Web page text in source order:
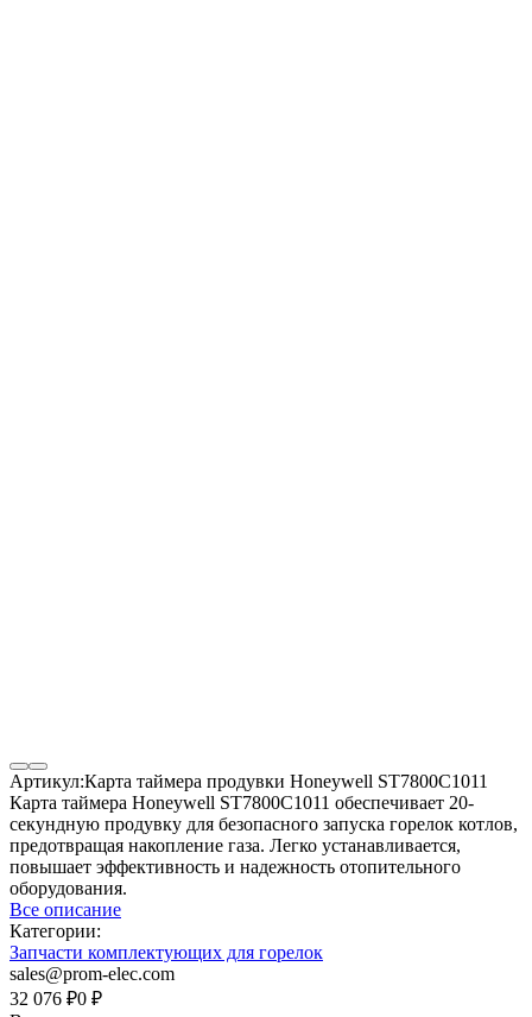
Артикул:Карта таймера продувки Honeywell ST7800C1011
Карта таймера Honeywell ST7800C1011 обеспечивает 20-
секундную продувку для безопасного запуска горелок котлов,
предотвращая накопление газа. Легко устанавливается,
повышает эффективность и надежность отопительного
оборудования.
Все описание
Категории:
Запчасти комплектующих для горелок
sales@prom-elec.com
32 076 ₽0 ₽